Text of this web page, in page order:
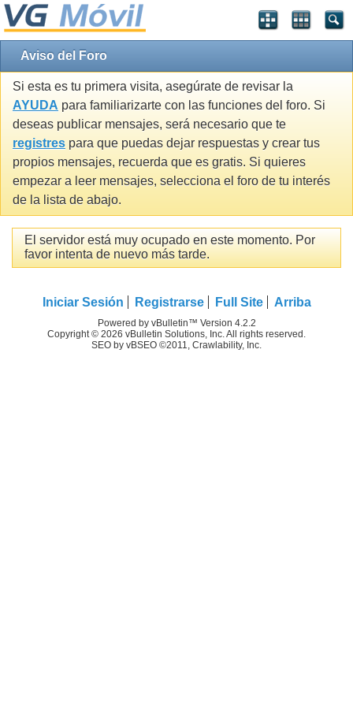
Aviso del Foro
Si esta es tu primera visita, asegúrate de revisar la
AYUDA para familiarizarte con las funciones del foro. Si
deseas publicar mensajes, será necesario que te
registres para que puedas dejar respuestas y crear tus
propios mensajes, recuerda que es gratis. Si quieres
empezar a leer mensajes, selecciona el foro de tu interés
de la lista de abajo.
El servidor está muy ocupado en este momento. Por
favor intenta de nuevo más tarde.
Iniciar Sesión Registrarse Full Site Arriba
Powered by vBulletin™ Version 4.2.2
Copyright © 2026 vBulletin Solutions, Inc. All rights reserved.
SEO by vBSEO ©2011, Crawlability, Inc.